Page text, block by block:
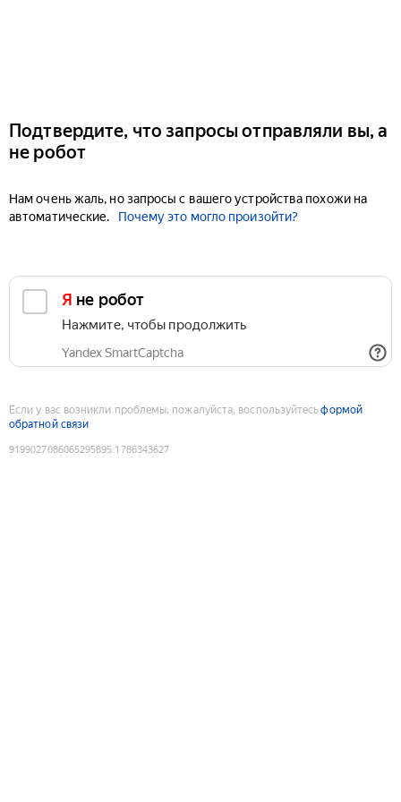
Подтвердите, что запросы отправляли вы, а
не робот
Нам очень жаль, но запросы с вашего устройства похожи на
автоматические.
Почему это могло произойти?
Я не робот
Нажмите, чтобы продолжить
Yandex SmartCaptcha
Если у вас возникли проблемы, пожалуйста, воспользуйтесьформой
обратной связи
9199027086065295895:1786343627